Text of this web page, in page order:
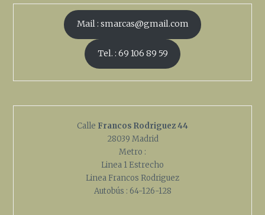
Mail : smarcas@gmail.com
Tel. : 69 106 89 59
Calle Francos Rodriguez 44
28039 Madrid
Metro :
Linea 1 Estrecho
Linea Francos Rodriguez
Autobús : 64-126-128